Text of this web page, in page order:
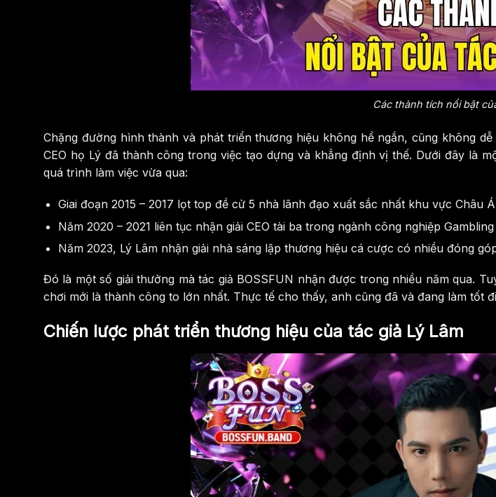
Các thành tích nổi bật
Chặng đường hình thành và phát triển thương hiệu không hề ngắn, cũng không
CEO họ Lý đã thành công trong việc tạo dựng và khẳng định vị thế. Dưới đây là
quá trình làm việc vừa qua:
Giai đoạn 2015 – 2017 lọt top đề cử 5 nhà lãnh đạo xuất sắc nhất khu vực Châu
Năm 2020 – 2021 liên tục nhận giải CEO tài ba trong ngành công nghiệp Gambling
Năm 2023, Lý Lâm nhận giải nhà sáng lập thương hiệu cá cược có nhiều đóng
Đó là một số giải thưởng mà tác giả BOSSFUN nhận được trong nhiều năm qua.
chơi mới là thành công to lớn nhất. Thực tế cho thấy, anh cũng đã và đang làm tốt
Chiến lược phát triển thương hiệu của tác giả Lý Lâm